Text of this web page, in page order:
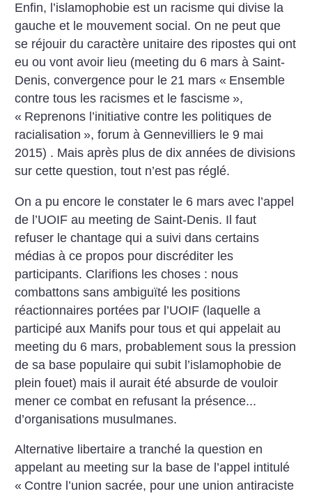
Enfin, l’islamophobie est un racisme qui divise la
gauche et le mouvement social. On ne peut que
se réjouir du caractère unitaire des ripostes qui ont
eu ou vont avoir lieu (meeting du 6 mars à Saint-
Denis, convergence pour le 21 mars « Ensemble
contre tous les racismes et le fascisme »,
« Reprenons l’initiative contre les politiques de
racialisation », forum à Gennevilliers le 9 mai
2015) . Mais après plus de dix années de divisions
sur cette question, tout n’est pas réglé.
On a pu encore le constater le 6 mars avec l’appel
de l’UOIF au meeting de Saint-Denis. Il faut
refuser le chantage qui a suivi dans certains
médias à ce propos pour discréditer les
participants. Clarifions les choses : nous
combattons sans ambiguïté les positions
réactionnaires portées par l’UOIF (laquelle a
participé aux Manifs pour tous et qui appelait au
meeting du 6 mars, probablement sous la pression
de sa base populaire qui subit l’islamophobie de
plein fouet) mais il aurait été absurde de vouloir
mener ce combat en refusant la présence...
d’organisations musulmanes.
Alternative libertaire a tranché la question en
appelant au meeting sur la base de l’appel intitulé
« Contre l’union sacrée, pour une union antiraciste